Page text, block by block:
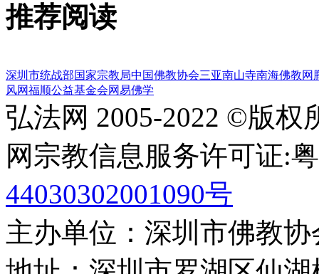
推荐阅读
深圳市统战部国家宗教局中国佛教协会三亚南山寺南海佛教网
风网福顺公益基金会网易佛学
弘法网 2005-2022 ©版权
网宗教信息服务许可证:
44030302001090号
主办单位：深圳市佛教